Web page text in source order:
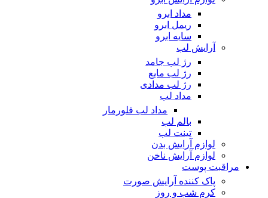
مداد ابرو
ریمل ابرو
سایه ابرو
آرایش لب
رژ لب جامد
رژ لب مایع
رژ لب مدادی
مداد لب
مداد لب فلورمار
بالم لب
تینت لب
لوازم آرایش بدن
لوازم آرایش ناخن
مراقبت پوست
پاک کننده آرایش صورت
کرم شب و روز